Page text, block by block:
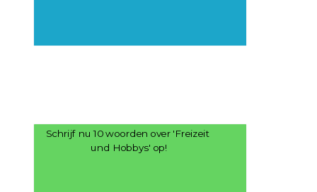
Schrijf nu 10 woorden over 'Freizeit
und Hobbys' op!